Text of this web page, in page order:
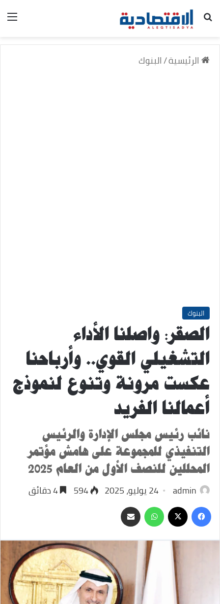
بحث عن
الرئيسية/البنوك
البنوك
الصقر: واصلنا الأداء
التشغيلي القوي.. وأرباحنا
عكست مرونة وتنوع لنموذج
أعمالنا الفريد
نائب رئيس مجلس الإدارة والرئيس
التنفيذي للمجموعة على هامش مؤتمر
المحللين للنصف الأول من العام 2025
admin 24 يوليو، 2025 594
فيسبوك
‫X واتسابمشاركة
عبر